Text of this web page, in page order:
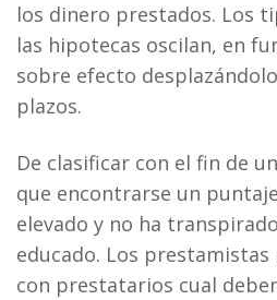
los dinero prestados. Los
las hipotecas oscilan, en
sobre efecto
plazos.
De clasificar con el fin de
que encontrarse un
elevado y no ha
educado. Los
con prestatarios cual